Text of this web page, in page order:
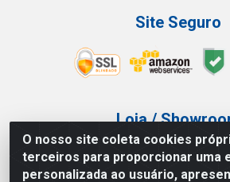
O nosso site coleta cookies
terceiros para proporcionar uma
personalizada ao usuário,
Site Seguro
Loja /
Tel.: (11) 3227-0546
Av Vautier, 587/597 - Pari -